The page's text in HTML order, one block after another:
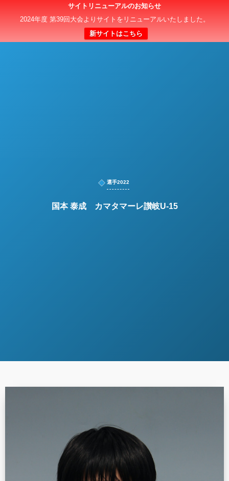
サイトリニューアルのお知らせ
2024年度 第39回大会よりサイトをリニューアルいたしました。
新サイトはこちら
日本クラブユースサッカー選手権（U-15）大会
選手2022
国本 泰成 カマタマーレ讃岐U-15